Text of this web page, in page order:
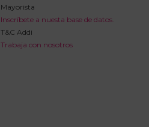
Mayorista
Inscríbete a nuesta base de datos.
T&C Addi
Trabaja con nosotros